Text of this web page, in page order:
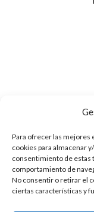
Para ofrecer las mejores
cookies para almacenar
consentimiento de estas
comportamiento de
No consentir o retirar el
ciertas características y